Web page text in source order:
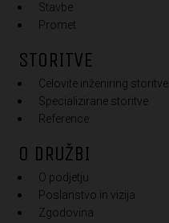
Stavbe
Promet
STORITVE
Celovite inženiring storitve
Specializirane storitve
Reference
O DRUŽBI
O podjetju
Poslanstvo in vizija
Zgodovina